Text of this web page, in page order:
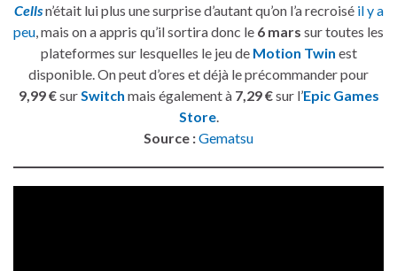
Cellsn’était lui plus une surprise d’autant qu’on l’a recroisé il y a
peu, mais on a appris qu’il sortira donc le 6 mars sur toutes les
plateformes sur lesquelles le jeu de Motion Twin est
disponible. On peut d’ores et déjà le précommander pour
9,99 €surSwitch mais également à 7,29 €sur l’Epic Games
Store.
Source :Gematsu